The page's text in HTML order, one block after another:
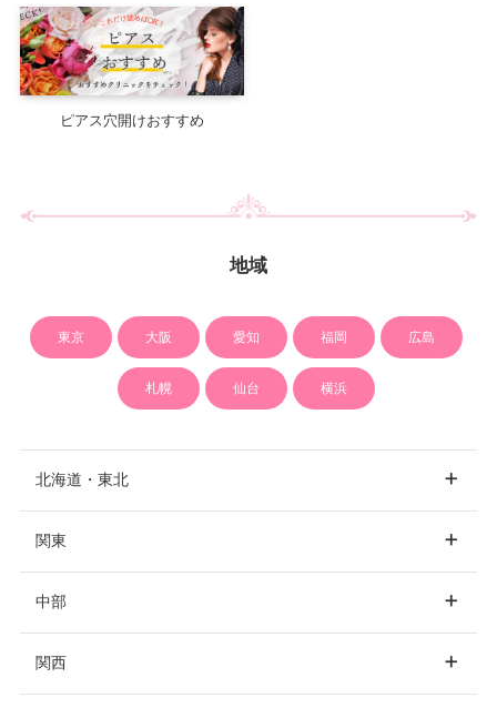
ピアス穴開けおすすめ
地域
東京 大阪 愛知 福岡 広島
札幌 仙台 横浜
北海道・東北
北海道 札幌
青森 青森市
関東
東京 銀座 新宿
渋谷 池袋 品川
中部
愛知 名古屋
関西